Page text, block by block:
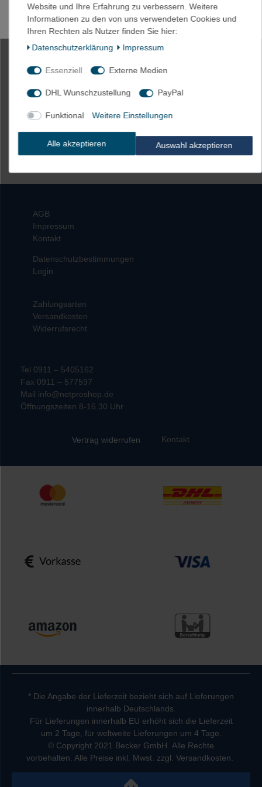
Artikel anzeigen
*inkl. ges. MwSt.zzgl.Versandkosten
Lampensockel-Adapter verschiedene Größen
2,95 € *
*inkl. ges. MwSt. zzgl.Versandkosten
AGB
Impressum
Kontakt
Datenschutzbestimmungen
Login
Zahlungsarten
Versandkosten
Widerrufsrecht
Tel 0911 – 5405162
Fax 0911 – 577597
Mail info@netproshop.de
Öffnungszeiten 8-16.30 Uhr
Vertrag widerrufen Kontakt
* Die Angabe der Lieferzeit bezieht sich auf Lieferungen
innerhalb Deutschlands.
Für Lieferungen innerhalb EU erhöht sich die Lieferzeit
um 2 Tage, für weltweite Lieferungen um 4 Tage.
© Copyright 2021 Becker GmbH. Alle Rechte
vorbehalten. Alle Preise inkl. Mwst. zzgl. Versandkosten.
Website und Ihre Erfahrung zu verbessern. Weitere
Informationen zu den von uns verwendeten Cookies und
Ihren Rechten als Nutzer finden Sie hier:
Daten­schutz­erklärung
Impressum
Essenziell Externe Medien
DHL Wunschzustellung PayPal
Funktional Weitere Einstellungen
Alle akzeptieren Auswahl akzeptieren